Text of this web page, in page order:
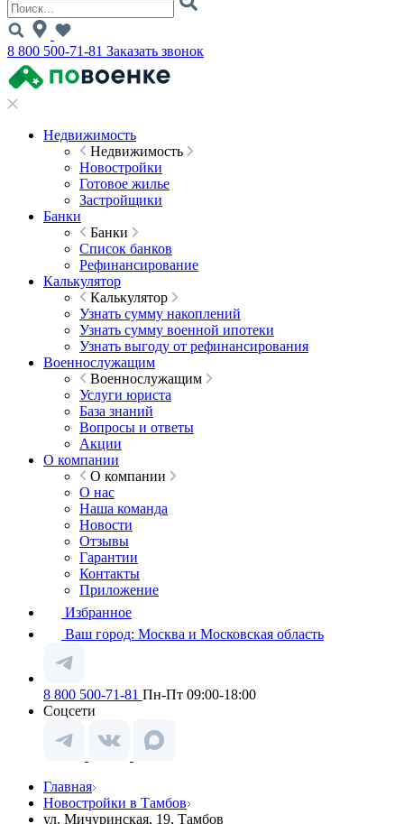
8 800 500-71-81 Заказать звонок
Недвижимость
Недвижимость
Новостройки
Готовое жилье
Застройщики
Банки
Банки
Список банков
Рефинансирование
Калькулятор
Калькулятор
Узнать сумму накоплений
Узнать сумму военной ипотеки
Узнать выгоду от рефинансирования
Военнослужащим
Военнослужащим
Услуги юриста
База знаний
Вопросы и ответы
Акции
О компании
О компании
О нас
Наша команда
Новости
Отзывы
Гарантии
Контакты
Приложение
Избранное
Ваш город: Москва и Московская область
8 800 500-71-81 Пн-Пт 09:00-18:00
Соцсети
Главная
Новостройки в Тамбов
ул. Мичуринская, 19, Тамбов